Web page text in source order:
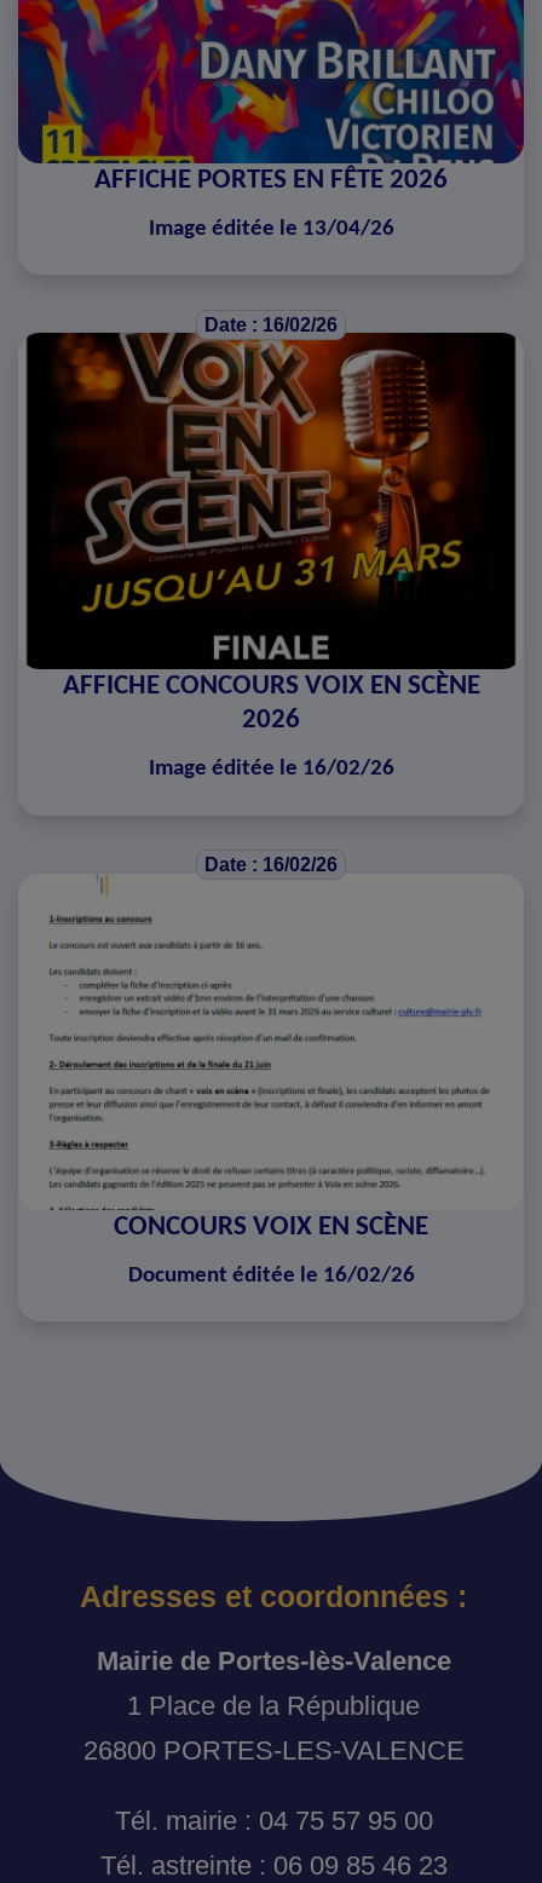
AFFICHE PORTES EN FÊTE 2026
Image éditée le 13/04/26
Date : 16/02/26
AFFICHE CONCOURS VOIX EN SCÈNE
2026
Image éditée le 16/02/26
Date : 16/02/26
CONCOURS VOIX EN SCÈNE
Document éditée le 16/02/26
Adresses et coordonnées :
Mairie de Portes-lès-Valence
1 Place de la République
26800 PORTES-LES-VALENCE
Tél. mairie : 04 75 57 95 00
Tél. astreinte : 06 09 85 46 23